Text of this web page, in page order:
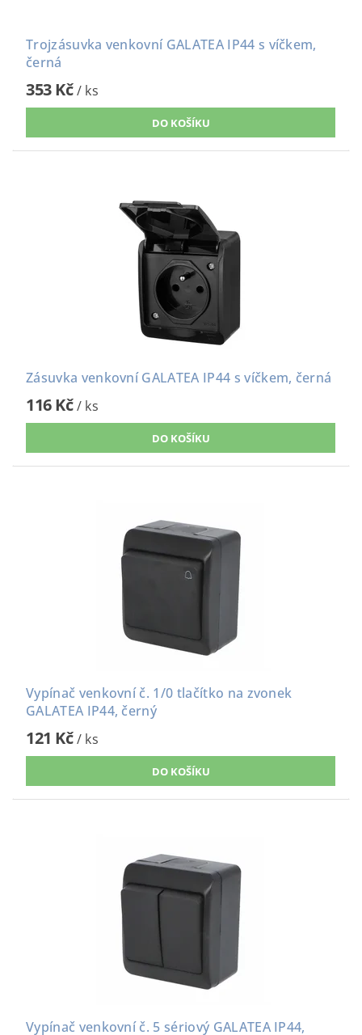
Trojzásuvka venkovní GALATEA IP44 s víčkem,
černá
353 Kč/ ks
Zásuvka venkovní GALATEA IP44 s víčkem, černá
116 Kč/ ks
Vypínač venkovní č. 1/0 tlačítko na zvonek
GALATEA IP44, černý
121 Kč/ ks
Vypínač venkovní č. 5 sériový GALATEA IP44,